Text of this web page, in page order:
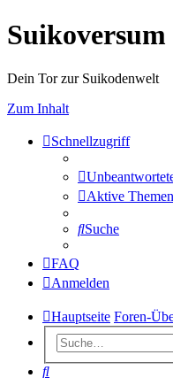
Dein Tor zur Suikodenwelt
Zum Inhalt
Schnellzugriff
Aktive Themen
Suche
FAQ
Anmelden
Hauptseite Foren-
Suche